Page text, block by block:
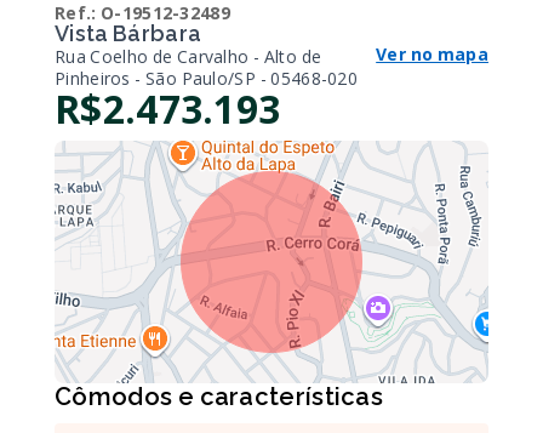
Ref.: O-19512-32489
Vista Bárbara
Rua Coelho de Carvalho - Alto de
Pinheiros - São Paulo/SP - 05468-020
Ver no mapa
R$2.473.193
Cômodos e características